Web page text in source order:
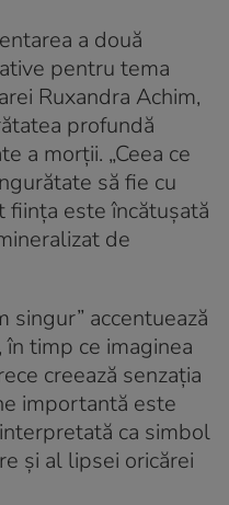
a două
pentru tema
Ruxandra Achim,
profundă
a morții. „Ceea ce
să fie cu
ființa este încătușată
de
singur” accentuează
timp ce imaginea
creează senzația
importantă este
ca simbol
și al lipsei oricărei